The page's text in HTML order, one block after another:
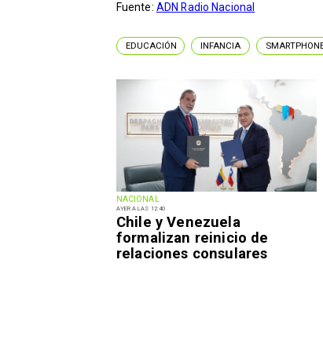
NACIONAL
AYER A LAS 12:40
Chile y Venezuela
formalizan reinicio de
relaciones consulares
Fuente: ADN Radio Nacional
EDUCACIÓN INFANCIA